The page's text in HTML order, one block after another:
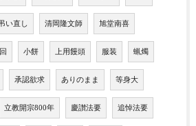
い直し 清岡隆文師 旭堂南喜
小餅 上用饅頭 服装 蝋燭
承認欲求 ありのまま 等身大
立教開宗800年 慶讃法要 追悼法要